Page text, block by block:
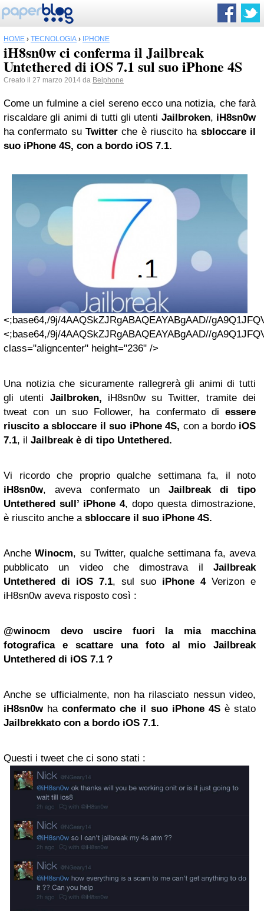
HOME › TECNOLOGIA › IPHONE
iH8sn0w ci conferma il Jailbreak
Untethered di iOS 7.1 sul suo iPhone 4S
Creato il 27 marzo 2014 da Beiphone
Come un fulmine a ciel sereno ecco una notizia, che farà
riscaldare gli animi di tutti gli utenti Jailbroken, iH8sn0w
ha confermato su Twitter che è riuscito ha sbloccare il
suo iPhone 4S, con a bordo iOS 7.1.
<;base64,/9j/
Una notizia che sicuramente rallegrerà gli animi di tutti
gli utenti Jailbroken, iH8sn0w su Twitter, tramite dei
tweat con un suo Follower, ha confermato di essere
riuscito a sbloccare il suo iPhone 4S, con a bordoiOS
7.1, il Jailbreak è di tipo Untethered.
Vi ricordo che proprio qualche settimana fa, il noto
iH8sn0w, aveva confermato un Jailbreak di tipo
Untethered sull’ iPhone 4, dopo questa dimostrazione,
è riuscito anche a sbloccare il suo iPhone 4S.
Anche Winocm, su Twitter, qualche settimana fa, aveva
pubblicato un video
che dimostravailJailbreak
Untethered di iOS 7.1, sul suo iPhone 4Verizon e
iH8sn0w aveva risposto così :
@winocm devo uscire fuori
la mia macchina
fotografica
e scattare unafoto al mio Jailbreak
Untethered di iOS 7.1 ?
Anche se ufficialmente, non ha rilasciato nessun video,
iH8sn0w haconfermato che il suo iPhone 4S è stato
Jailbrekkato con a bordo iOS 7.1.
Questi i tweet che ci sono stati :